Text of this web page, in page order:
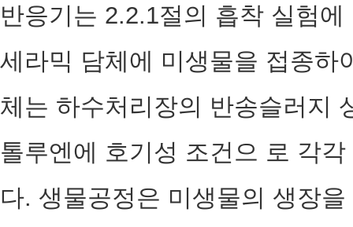
반응기는 2.2.1절의 흡착 실험
세라믹 담체에 미생물을 접종하
체는 하수처리장의 반송슬러지
톨루엔에 호기성 조건으 로 각
다. 생물공정은 미생물의 생장